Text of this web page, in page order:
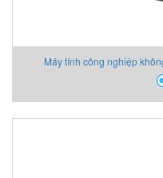
Máy tính công nghiệp